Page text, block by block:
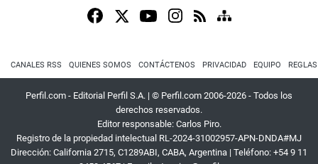
CANALES RSS QUIENES SOMOS CONTÁCTENOS PRIVACIDAD EQUIPO
Perfil.com - Editorial Perfil S.A. | © Perfil.com 2006-2026 - Todos los
derechos reservados.
Editor responsable: Carlos Piro.
Registro de la propiedad intelectual RL-2024-31002957-APN-DNDA#MJ
Dirección: California 2715, C1289ABI, CABA, Argentina | Teléfono: +54 9 11